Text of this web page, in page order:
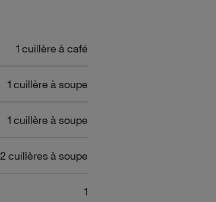
1 cuillère à café
1 cuillère à soupe
1 cuillère à soupe
2 cuillères à soupe
1